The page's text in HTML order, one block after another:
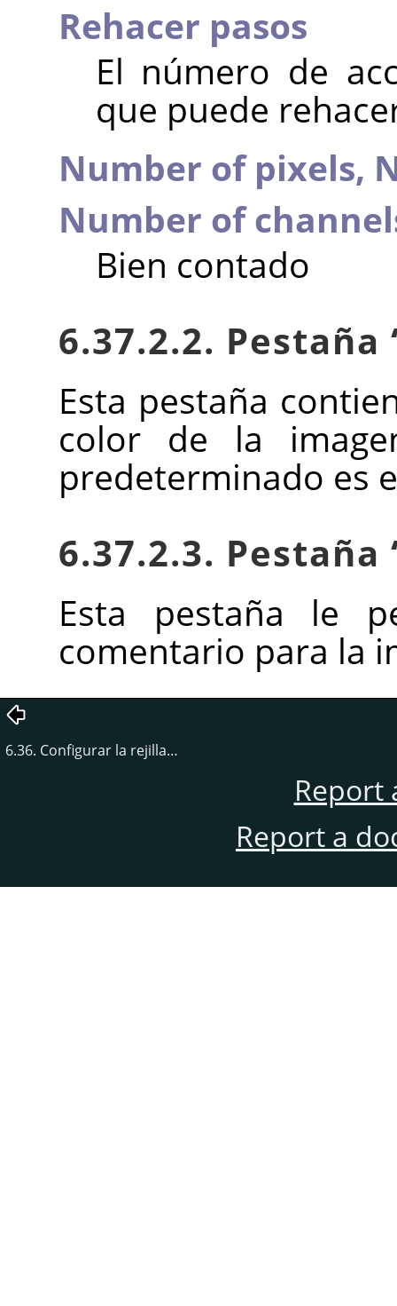
Rehacer pasos
El número de
que puede
Number of pixels,
Number of
Bien contado
6.37.2.2. Pestaña
Esta pestaña
color de la
predeterminado es
6.37.2.3. Pestaña
Esta pestaña le
comentario para la
6.36. Configurar la rejilla…
Report
Report a